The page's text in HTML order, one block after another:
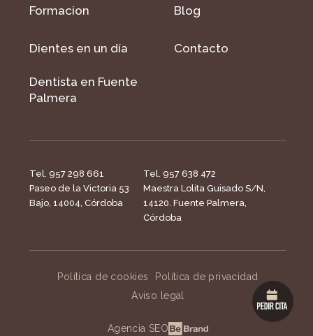
Formacion Blog
Dientes en un día Contacto
Dentista en Fuente
Palmera
Tel. 957 298 661
Paseo de la Victoria 53
Bajo, 14004, Córdoba
Tel. 957 638 472
Maestra Lolita Guisado S/N,
14120. Fuente Palmera,
Córdoba
Política de cookies
Política de privacidad
Aviso legal
Agencia SEO